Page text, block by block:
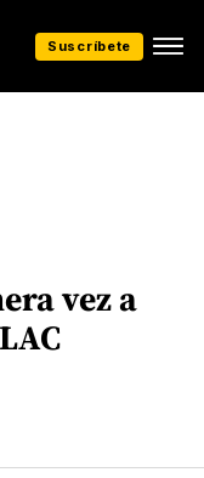
Suscríbete
vez a